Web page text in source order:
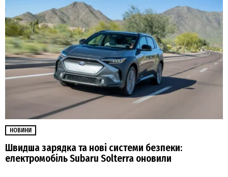
НОВИНИ
Швидша зарядка та нові системи безпеки:
електромобіль Subaru Solterra оновили